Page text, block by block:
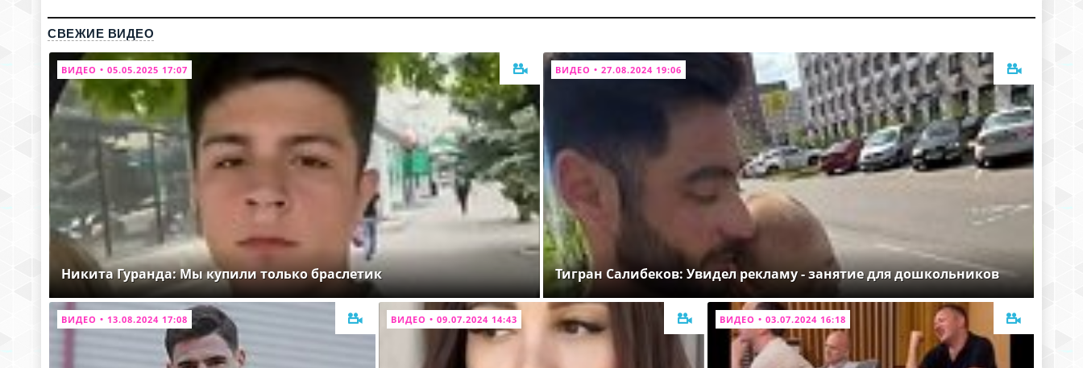
СВЕЖИЕ ВИДЕО
ВИДЕО • 05.05.2025 17:07
Никита Гуранда: Мы купили только браслетик
ВИДЕО • 27.08.2024 19:06
Тигран Салибеков: Увидел рекламу - занятие для дошкольников
ВИДЕО • 13.08.2024 17:08 ВИДЕО • 09.07.2024 14:43 ВИДЕО • 03.07.2024 16:18